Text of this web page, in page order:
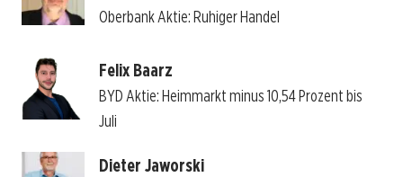
Oberbank Aktie: Ruhiger Handel
Felix Baarz
BYD Aktie: Heimmarkt minus 10,54 Prozent bis
Juli
Dieter Jaworski